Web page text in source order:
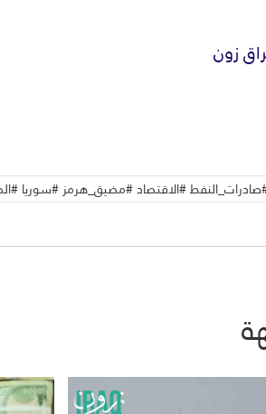
#الاقتصاد #مضيق_هرمز #سوريا